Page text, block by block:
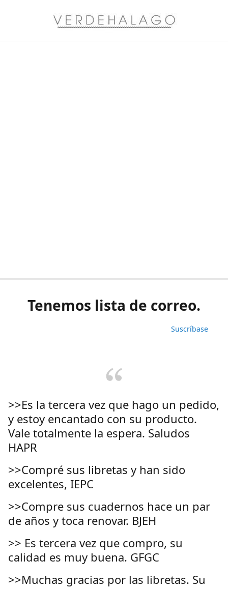
Tenemos lista de correo.
Suscríbase
>>Es la tercera vez que hago un pedido,
y estoy encantado con su producto.
Vale totalmente la espera. Saludos
HAPR
>>Compré sus libretas y han sido
excelentes, IEPC
>>Compre sus cuadernos hace un par
de años y toca renovar. BJEH
>> Es tercera vez que compro, su
calidad es muy buena. GFGC
>>Muchas gracias por las libretas. Su